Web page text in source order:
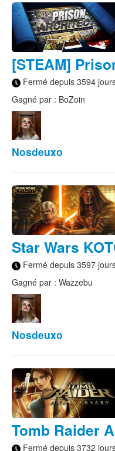
[STEAM]
Fermé depuis 3594
Gagné par : BoZoin
Nosdeuxo
Star Wars
Fermé depuis 3597
Gagné par : Wazzebu
Nosdeuxo
Tomb Raider
Fermé depuis 3732